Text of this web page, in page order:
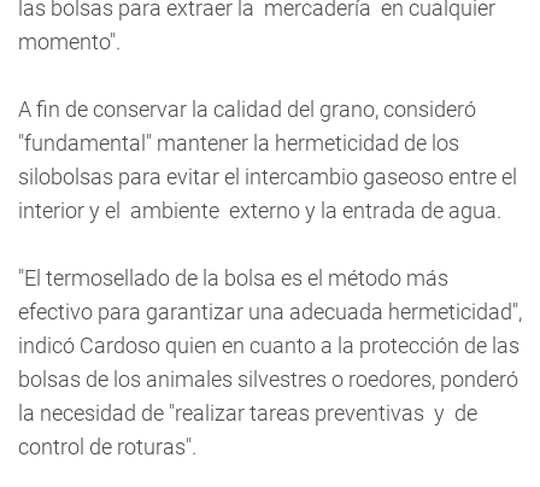
las bolsas para extraer la mercadería en cualquier
momento".
A fin de conservar la calidad del grano, consideró
"fundamental" mantener la hermeticidad de los
silobolsas para evitar el intercambio gaseoso entre el
interior y el ambiente externo y la entrada de agua.
"El termosellado de la bolsa es el método más
efectivo para garantizar una adecuada hermeticidad",
indicó Cardoso quien en cuanto a la protección de las
bolsas de los animales silvestres o roedores, ponderó
la necesidad de "realizar tareas preventivas y de
control de roturas".